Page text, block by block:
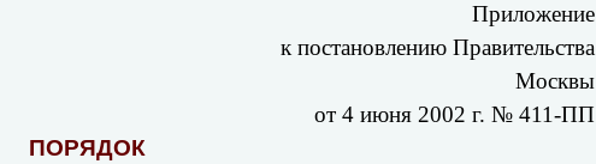
Приложение
к постановлению Правительства
Москвы
от 4 июня 2002 г. № 411-ПП
ПОРЯДОК